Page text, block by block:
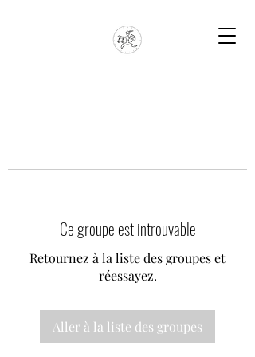
Ce groupe est introuvable
Retournez à la liste des groupes et
réessayez.
Aller à la liste des groupes